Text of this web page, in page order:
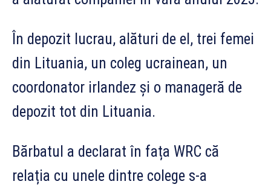
În depozit lucrau, alături de el, trei femei
din Lituania, un coleg ucrainean, un
coordonator irlandez și o manageră de
depozit tot din Lituania.
Bărbatul a declarat în fața WRC că
relația cu unele dintre colege s-a